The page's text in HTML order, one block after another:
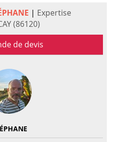
| Expertise
(86120)
de devis